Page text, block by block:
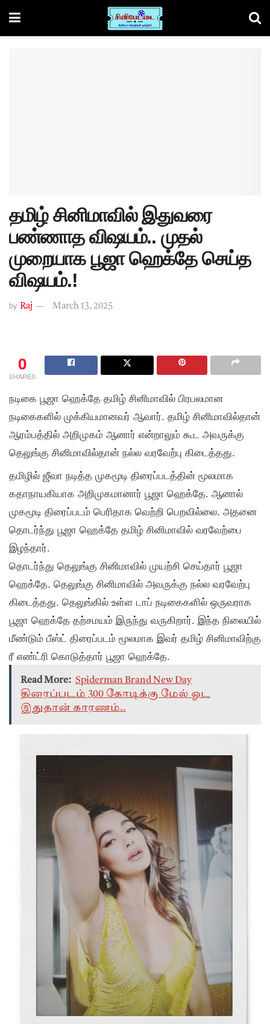
தமிழ் சினிமாவில் இதுவரை
பண்ணாத விஷயம்.. முதல்
முறையாக பூஜா ஹெக்தே செய்த
விஷயம்.!
by Raj March 13, 2025
0
SHARES
நடிகை பூஜா ஹெக்தே தமிழ் சினிமாவில் பிரபலமான
நடிகைகளில் முக்கியமானவர் ஆவார். தமிழ் சினிமாவில்தான்
ஆரம்பத்தில் அறிமுகம் ஆனார் என்றாலும் கூட அவருக்கு
தெலுங்கு சினிமாவில்தான் நல்ல வரவேற்பு கிடைத்தது.
தமிழில் ஜீவா நடித்த முகமூடி திரைப்படத்தின் மூலமாக
கதாநாயகியாக அறிமுகமானார் பூஜா ஹெக்தே. ஆனால்
முகமூடி திரைப்படம் பெரிதாக வெற்றி பெறவில்லை. அதனை
தொடர்ந்து பூஜா ஹெக்தே தமிழ் சினிமாவில் வரவேற்பை
இழந்தார்.
தொடர்ந்து தெலுங்கு சினிமாவில் முயற்சி செய்தார் பூஜா
ஹெக்தே. தெலுங்கு சினிமாவில் அவருக்கு நல்ல வரவேற்பு
கிடைத்தது. தெலுங்கில் உள்ள டாப் நடிகைகளில் ஒருவராக
பூஜா ஹெக்தே தற்சமயம் இருந்து வருகிறார். இந்த நிலையில்
மீண்டும் பீஸ்ட் திரைப்படம் மூலமாக இவர் தமிழ் சினிமாவிற்கு
ரீ எண்ட்ரி கொடுத்தார் பூஜா ஹெக்தே.
Read More: Spiderman Brand New Day
திரைப்படம் 300 கோடிக்கு மேல் ஓட
இதுதான் காரணம்..